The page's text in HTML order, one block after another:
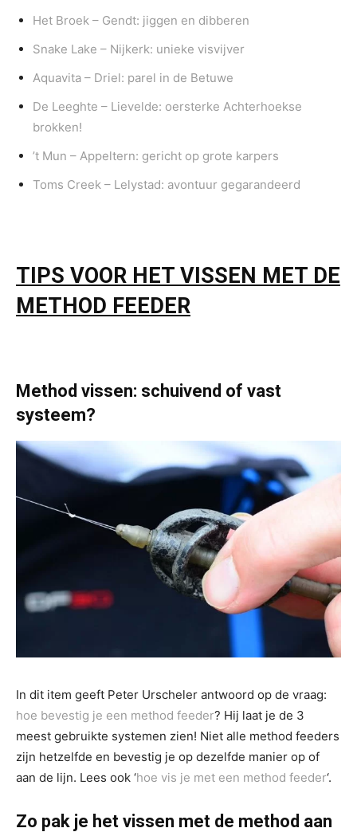
Het Broek – Gendt: jiggen en dibberen
Snake Lake – Nijkerk: unieke visvijver
Aquavita – Driel: parel in de Betuwe
De Leeghte – Lievelde: oersterke Achterhoekse
brokken!
’t Mun – Appeltern: gericht op grote karpers
Toms Creek – Lelystad: avontuur gegarandeerd
TIPS VOOR HET VISSEN MET DE
METHOD FEEDER
Method vissen: schuivend of vast
systeem?
In dit item geeft Peter Urscheler antwoord op de vraag:
hoe bevestig je een method feeder? Hij laat je de 3
meest gebruikte systemen zien! Niet alle method feeders
zijn hetzelfde en bevestig je op dezelfde manier op of
aan de lijn. Lees ook ‘hoe vis je met een method feeder‘.
Zo pak je het vissen met de method aan